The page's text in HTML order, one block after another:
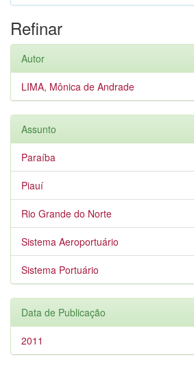
Refinar
Autor
LIMA, Mônica de Andrade
Assunto
Paraíba
Piauí
Rio Grande do Norte
Sistema Aeroportuário
Sistema Portuário
Data de Publicação
2011